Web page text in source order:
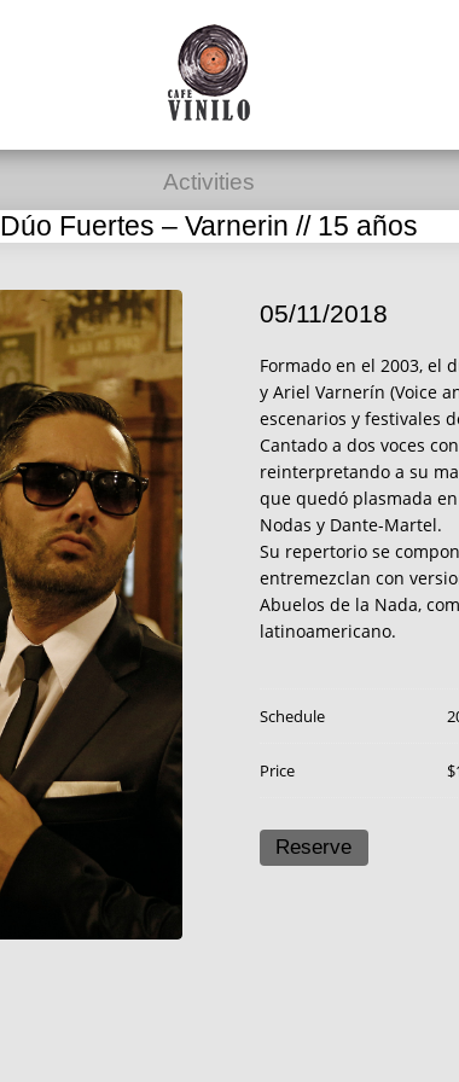
Activities
Dúo Fuertes – Varnerin // 15 años
05/11/2018
Formado en el 2003, el
y Ariel Varnerín (Voice
escenarios y festivales
Cantado a dos voces
reinterpretando a su
que quedó plasmada
Nodas y Dante-Martel.
Su repertorio se
entremezclan con
Abuelos de la Nada,
latinoamericano.
Schedule
Price
Reserve